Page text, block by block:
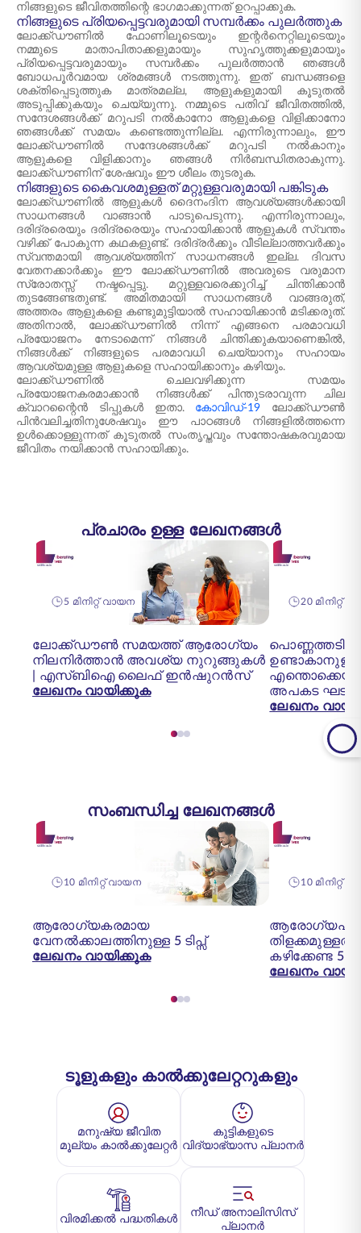
നിങ്ങളുടെ ജീവിതത്തിന്റെ ഭാഗമാക്കുന്നത് ഉറപ്പാക്കുക.
നിങ്ങളുടെ പ്രിയപ്പെട്ടവരുമായി സമ്പർക്കം പുലർത്തുക
ലോക്ക്ഡൗണിൽ ഫോണിലൂടെയും ഇന്റർനെറ്റിലൂടെയും
നമ്മുടെ മാതാപിതാക്കളുമായും സുഹൃത്തുക്കളുമായും
പ്രിയപ്പെട്ടവരുമായും സമ്പർക്കം പുലർത്താൻ ഞങ്ങൾ
ബോധപൂർവമായ ശ്രമങ്ങൾ നടത്തുന്നു. ഇത് ബന്ധങ്ങളെ
ശക്തിപ്പെടുത്തുക മാത്രമല്ല, ആളുകളുമായി കൂടുതൽ
അടുപ്പിക്കുകയും ചെയ്യുന്നു. നമ്മുടെ പതിവ് ജീവിതത്തിൽ,
സന്ദേശങ്ങൾക്ക് മറുപടി നൽകാനോ ആളുകളെ വിളിക്കാനോ
ഞങ്ങൾക്ക് സമയം കണ്ടെത്തുന്നില്ല. എന്നിരുന്നാലും, ഈ
ലോക്ക്ഡൗണിൽ സന്ദേശങ്ങൾക്ക് മറുപടി നൽകാനും
ആളുകളെ വിളിക്കാനും ഞങ്ങൾ നിർബന്ധിതരാകുന്നു.
ലോക്ക്ഡൗണിന് ശേഷവും ഈ ശീലം തുടരുക.
നിങ്ങളുടെ കൈവശമുള്ളത് മറ്റുള്ളവരുമായി പങ്കിടുക
ലോക്ക്ഡൗണിൽ ആളുകൾ ദൈനംദിന ആവശ്യങ്ങൾക്കായി
സാധനങ്ങൾ വാങ്ങാൻ പാടുപെടുന്നു. എന്നിരുന്നാലും,
ദരിദ്രരെയും ദരിദ്രരെയും സഹായിക്കാൻ ആളുകൾ സ്വന്തം
വഴിക്ക് പോകുന്ന കഥകളുണ്ട്. ദരിദ്രർക്കും വീടില്ലാത്തവർക്കും
സ്വന്തമായി ആവശ്യത്തിന് സാധനങ്ങൾ ഇല്ല. ദിവസ
വേതനക്കാർക്കും ഈ ലോക്ക്ഡൗണിൽ അവരുടെ വരുമാന
സ്രോതസ്സ് നഷ്ടപ്പെട്ടു. മറ്റുള്ളവരെക്കുറിച്ച് ചിന്തിക്കാൻ
തുടങ്ങേണ്ടതുണ്ട്. അമിതമായി സാധനങ്ങൾ വാങ്ങരുത്,
അത്തരം ആളുകളെ കണ്ടുമുട്ടിയാൽ സഹായിക്കാൻ മടിക്കരുത്.
അതിനാൽ, ലോക്ക്ഡൗണിൽ നിന്ന് എങ്ങനെ പരമാവധി
പ്രയോജനം നേടാമെന്ന് നിങ്ങൾ ചിന്തിക്കുകയാണെങ്കിൽ,
നിങ്ങൾക്ക് നിങ്ങളുടെ പരമാവധി ചെയ്യാനും സഹായം
ആവശ്യമുള്ള ആളുകളെ സഹായിക്കാനും കഴിയും.
ലോക്ക്ഡൗണിൽ ചെലവഴിക്കുന്ന സമയം
പ്രയോജനകരമാക്കാൻ നിങ്ങൾക്ക് പിന്തുടരാവുന്ന ചില
ക്വാറന്റൈൻ ടിപ്പുകൾ ഇതാ. കോവിഡ്-19 ലോക്ക്ഡൗൺ
പിൻവലിച്ചതിനുശേഷവും ഈ പാഠങ്ങൾ നിങ്ങളിൽത്തന്നെ
ഉൾക്കൊള്ളുന്നത് കൂടുതൽ സംതൃപ്തവും സന്തോഷകരവുമായ
ജീവിതം നയിക്കാൻ സഹായിക്കും.
പ്രചാരം ഉള്ള ലേഖനങ്ങൾ
5 മിനിറ്റ് വായന
ലോക്ക്ഡൗൺ സമയത്ത് ആരോഗ്യം
നിലനിർത്താൻ അവശ്യ നുറുങ്ങുകൾ
| എസ്‌ബി‌ഐ ലൈഫ് ഇൻഷുറൻസ്
ലേഖനം വായിക്കുക
20 മിനിറ്റ്
അപകട
ലേഖനം
സംബന്ധിച്ച ലേഖനങ്ങൾ
10 മിനിറ്റ് വായന
ആരോഗ്യകരമായ
വേനൽക്കാലത്തിനുള്ള 5 ടിപ്സ്
ലേഖനം വായിക്കുക
10 മിനിറ്റ്
കഴിക്കേണ്ട 5
ലേഖനം
ടൂളുകളും കാൽക്കുലേറ്ററുകളും
മനുഷ്യ ജീവിത
മൂല്യം കാൽക്കുലേറ്റർ
കുട്ടികളുടെ
വിദ്യാഭ്യാസ പ്ലാനർ
വിരമിക്കൽ പദ്ധതികൾ
നീഡ് അനാലിസിസ്
പ്ലാനർ